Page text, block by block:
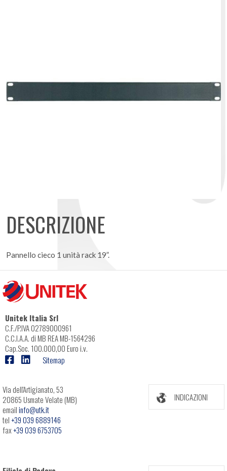
DESCRIZIONE
Pannello cieco 1 unità rack 19”.
Unitek Italia Srl
C.F./P.IVA 02789000961
C.C.I.A.A. di MB REA MB-1564296
Cap.Soc. 100.000,00 Euro i.v.
Sitemap
Via dell'Artigianato, 53
20865 Usmate Velate (MB)
emailinfo@utk.it
tel+39 039 6889146
fax+39 039 6753705
INDICAZIONI